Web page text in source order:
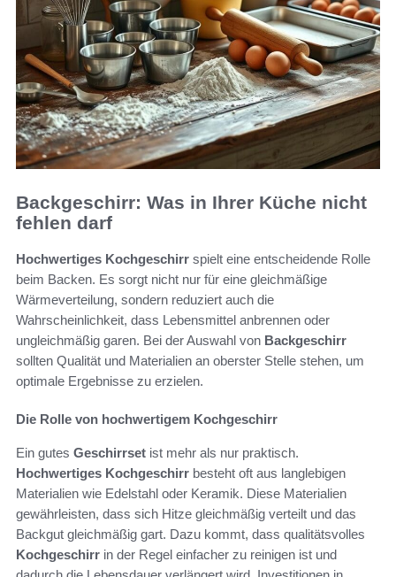
Backgeschirr: Was in Ihrer Küche nicht
fehlen darf
Hochwertiges Kochgeschirr spielt eine entscheidende Rolle
beim Backen. Es sorgt nicht nur für eine gleichmäßige
Wärmeverteilung, sondern reduziert auch die
Wahrscheinlichkeit, dass Lebensmittel anbrennen oder
ungleichmäßig garen. Bei der Auswahl von Backgeschirr
sollten Qualität und Materialien an oberster Stelle stehen, um
optimale Ergebnisse zu erzielen.
Die Rolle von hochwertigem Kochgeschirr
Ein gutes Geschirrset ist mehr als nur praktisch.
Hochwertiges Kochgeschirr besteht oft aus langlebigen
Materialien wie Edelstahl oder Keramik. Diese Materialien
gewährleisten, dass sich Hitze gleichmäßig verteilt und das
Backgut gleichmäßig gart. Dazu kommt, dass qualitätsvolles
Kochgeschirr in der Regel einfacher zu reinigen ist und